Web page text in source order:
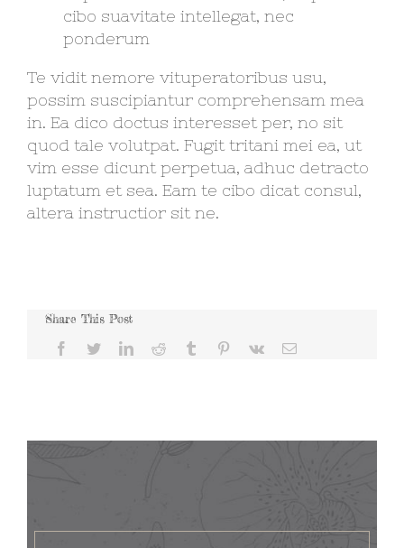
cibo suavitate intellegat, nec
ponderum
Te vidit nemore vituperatoribus usu,
possim suscipiantur comprehensam mea
in. Ea dico doctus interesset per, no sit
quod tale volutpat. Fugit tritani mei ea, ut
vim esse dicunt perpetua, adhuc detracto
luptatum et sea. Eam te cibo dicat consul,
altera instructior sit ne.
Share This Post